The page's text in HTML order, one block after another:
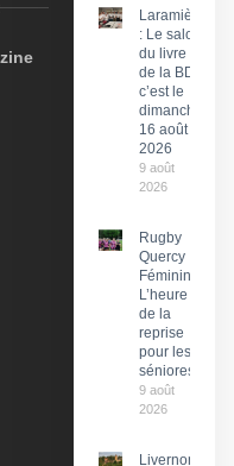
Laramière
: Le salon
du livre et
de la BD,
c’est le
dimanche
16 août
2026
9 août
2026
Rugby
Quercy
Féminin :
L’heure
de la
reprise
pour les
séniores
9 août
2026
Livernon :